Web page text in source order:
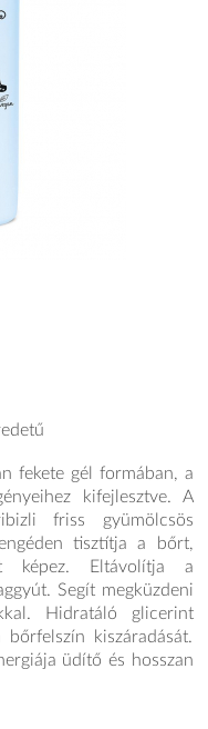
fekete gél formában, a
kifejlesztve. A
friss gyümölcsös
tisztítja a bőrt,
képez. Eltávolítja a
Segít megküzdeni
Hidratáló glicerint
kiszáradását.
üdítő és hosszan